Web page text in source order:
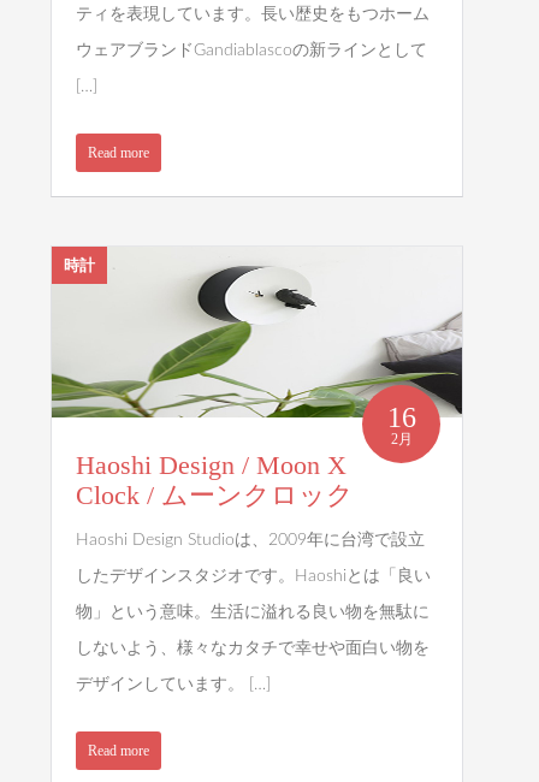
ティを表現しています。長い歴史をもつホーム
ウェアブランドGandiablascoの新ラインとして
[…]
Read more
時計
16
2月
Haoshi Design / Moon X
Clock / ムーンクロック
Haoshi Design Studioは、2009年に台湾で設立
したデザインスタジオです。Haoshiとは「良い
物」という意味。生活に溢れる良い物を無駄に
しないよう、様々なカタチで幸せや面白い物を
デザインしています。 […]
Read more